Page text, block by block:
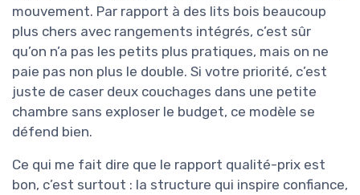
mouvement. Par rapport à des lits bois beaucoup
plus chers avec rangements intégrés, c’est sûr
qu’on n’a pas les petits plus pratiques, mais on ne
paie pas non plus le double. Si votre priorité, c’est
juste de caser deux couchages dans une petite
chambre sans exploser le budget, ce modèle se
défend bien.
Ce qui me fait dire que le rapport qualité-prix est
bon, c’est surtout : la structure qui inspire confiance,